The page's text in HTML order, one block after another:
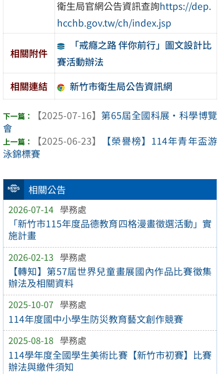
相關公告
2026-07-14 學務處
「新竹市115年度品德教育四格漫畫徵選活動」實
施計畫
2026-02-13 學務處
【轉知】第57屆世界兒童畫展國內作品比賽徵集
辦法及相關資料
2025-10-07 學務處
114年度國中小學生防災教育藝文創作競賽
2025-08-18 學務處
114學年度全國學生美術比賽【新竹市初賽】比賽
辦法與繳件須知
衛生局官網公告資訊查詢https://dep.
hcchb.gov.tw/ch/index.jsp
相關附件
「戒癮之路 伴你前行」圖文設計比
賽活動辦法
相關連結
新竹市衛生局公告資訊網
【2025-07-16】 第65屆全國科展・科學博覽
會
【2025-06-23】
【榮譽榜】114年青年盃游
泳錦標賽